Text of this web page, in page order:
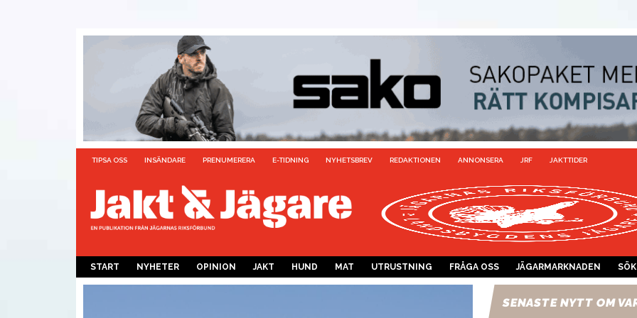
TIPSA OSS INSÄNDARE PRENUMERERA E-TIDNING NYHETSBREV REDAKTIONEN ANNONSERA JRF JAKTTIDER
START NYHETER OPINION JAKT HUND MAT UTRUSTNING FRÅGA OSS JÄGARMARKNADEN SÖK
SENASTE NYTT OM